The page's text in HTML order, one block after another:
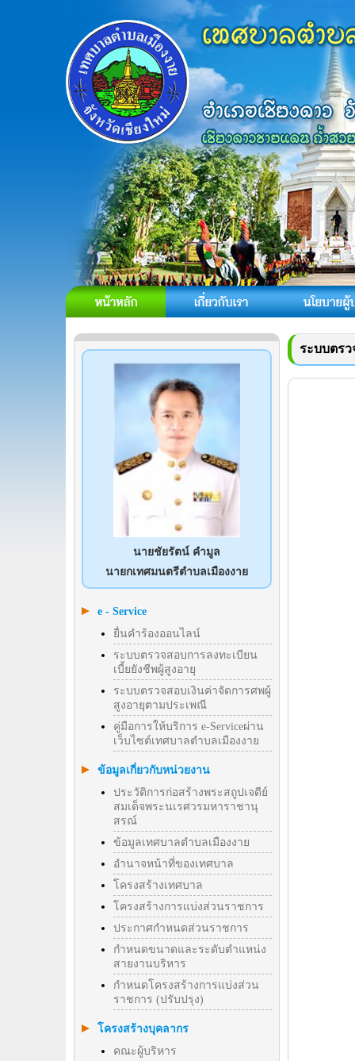
นายชัยรัตน์ คำมูล
นายกเทศมนตรีตำบลเมืองงาย
e - Service
ยื่นคำร้องออนไลน์
ระบบตรวจสอบการลงทะเบียน
เบี้ยยังชีพผู้สูงอายุ
ระบบตรวจสอบเงินค่าจัดการศพผู้
สูงอายุตามประเพณี
คู่มือการให้บริการ e-Serviceผ่าน
เว็บไซต์เทศบาลตำบลเมืองงาย
ข้อมูลเกี่ยวกับหน่วยงาน
ประวัติการก่อสร้างพระสถูปเจดีย์
สมเด็จพระนเรศวรมหาราชานุ
สรณ์
ข้อมูลเทศบาลตำบลเมืองงาย
อำนาจหน้าที่ของเทศบาล
โครงสร้างเทศบาล
โครงสร้างการแบ่งส่วนราชการ
ประกาศกำหนดส่วนราชการ
กำหนดขนาดและระดับตำแหน่ง
สายงานบริหาร
กำหนดโครงสร้างการแบ่งส่วน
ราชการ (ปรับปรุง)
โครงสร้างบุคลากร
คณะผู้บริหาร
ระบบตร